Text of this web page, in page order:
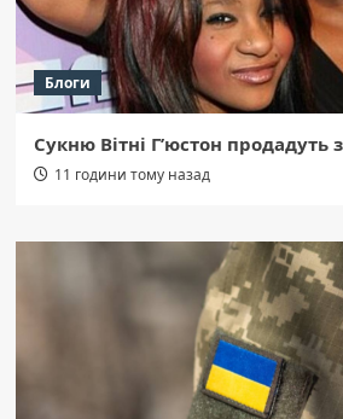
Блоги
Сукню Вітні Г’юстон продадуть
11 години тому назад